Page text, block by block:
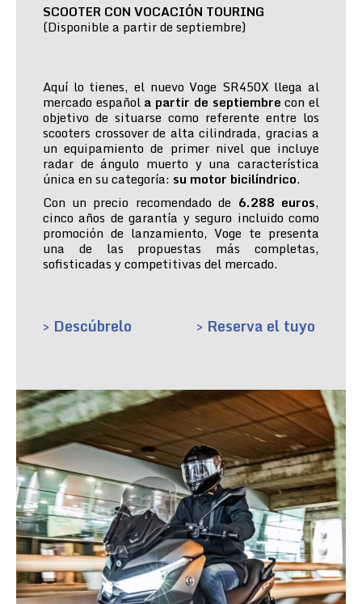
SCOOTER CON VOCACIÓN TOURING
(Disponible a partir de septiembre)
Aquí lo tienes, el nuevo Voge SR450X llega al
mercado español a partir de septiembre con el
objetivo de situarse como referente entre los
scooters crossover de alta cilindrada, gracias a
un equipamiento de primer nivel que incluye
radar de ángulo muerto y una característica
única en su categoría: su motor bicilíndrico.
Con un precio recomendado de 6.288 euros,
cinco años de garantía y seguro incluido como
promoción de lanzamiento, Voge te presenta
una de las propuestas más completas,
sofisticadas y competitivas del mercado.
> Descúbrelo > Reserva el tuyo